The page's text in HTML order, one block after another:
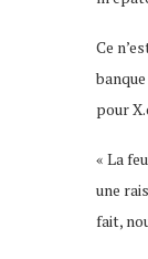
Ce
pour
« La
une
fait,